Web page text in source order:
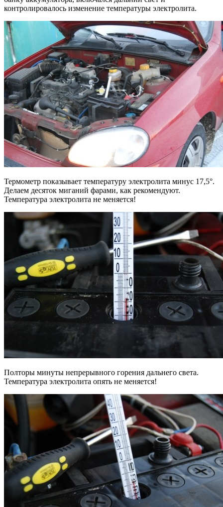
контролировалось изменение температуры электролита.
Термометр показывает температуру электролита минус 17,5°.
Делаем десяток миганий фарами, как рекомендуют.
Температура электролита не меняется!
Полторы минуты непрерывного горения дальнего света.
Температура электролита опять не меняется!